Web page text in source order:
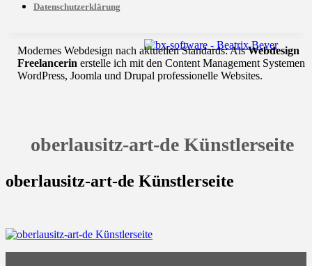
Datenschutzerklärung
Modernes Webdesign nach aktuellen Standards: AlsWebdesign
Freelancerin erstelle ich mit den Content Management Systemen
WordPress, Joomla und Drupal professionelle Websites.
oberlausitz-art-de Künstlerseite
oberlausitz-art-de Künstlerseite